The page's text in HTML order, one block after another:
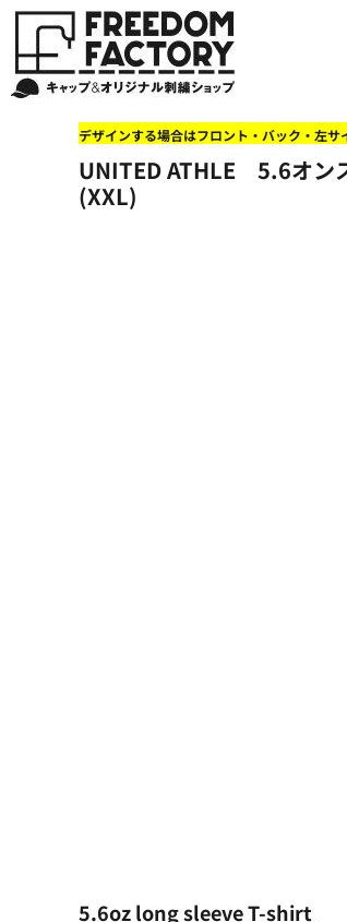
デザインする場合はフロント・バック・左
UNITED ATHLE 5.6オン
(XXL)
5.6oz long sleeve T-shirt
ホーム
商品一覧から選ぶ
商品一覧から選ぶ
オーダー方法
オーダー方法
刺繍価格送料について
新着おすすめ商品
セール
NEW ERA BLANK CAP(ニューエラ 無地キャ
FLEXFIT/YUPOONG（フレックスフィット/ユーポン
その他ブランドブランク無地キャップ
イベント向け低価格商品ミニマム10個以上の
オリジナル刺繍をオーダー
文字でデザインする場合
お客様のデザインをアップロードする場合
ネットで購入した方で再注文したい方へ
Q&A 質問と回答参考事例
ショップにお任せの方
【帽子】刺繍価格について
【アパレル】刺繍価格について
送料について
オリジナル刺繍製作事例
オリジナル刺繍価格参考事例
バッグやTシャツにも刺繍可能
59FIFTYとは?
ユーポン/フレックスフィットとは
ユナイテッドアスレ取り扱い開始!
キャラクターワッペン販売中!
オリジナルワッペンデザインを制作いたします!
商品紹介・新着情報
刺繍・デザインの知識
刺繍ミシン・設備紹介
帽子のメンテナンス他
FREEDOM
アルファベット3D刺繍 花文字A A-Z
ワッペン
湘南
父の日
素材
法人・企業向け商品特集
イベント・販促向け商品特集
学校・部活向け商品特集